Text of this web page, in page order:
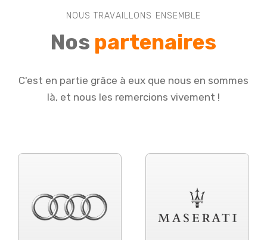
NOUS TRAVAILLONS ENSEMBLE
Nos partenaires
C'est en partie grâce à eux que nous en sommes
là, et nous les remercions vivement !